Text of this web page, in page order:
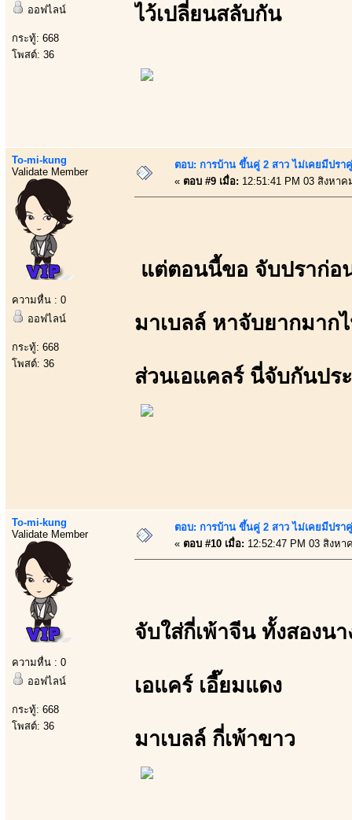
ออฟไลน์
กระทู้: 668
โพสต์: 36
ไว้เปลี่ยนสลับกัน
To-mi-kung
Validate Member
ความหื่น : 0
ออฟไลน์
กระทู้: 668
โพสต์: 36
ตอบ: การบ้าน ขึ้นคู่ 2 สาว ไม่เคยมีปร
« ตอบ #9 เมื่อ: 12:51:41 PM 03 สิงหาค
แต่ตอนนี้ขอ จับปราก่อ
มาเบลล์ หาจับยากมาก
ส่วนเอแคลร์ นี่จับกันปร
To-mi-kung
Validate Member
ความหื่น : 0
ออฟไลน์
กระทู้: 668
โพสต์: 36
ตอบ: การบ้าน ขึ้นคู่ 2 สาว ไม่เคยมีปร
« ตอบ #10 เมื่อ: 12:52:47 PM 03 สิงหา
จับใส่กี่เพ้าจีน ทั้งสองนา
เอแคร์ เอี๊ยมแดง
มาเบลล์ กี่เพ้าขาว